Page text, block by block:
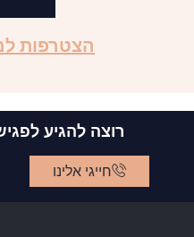
הצטרפות
רוצה להגיע
חייגי אלינו